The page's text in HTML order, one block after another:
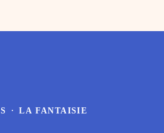
· LA FANTAISIE